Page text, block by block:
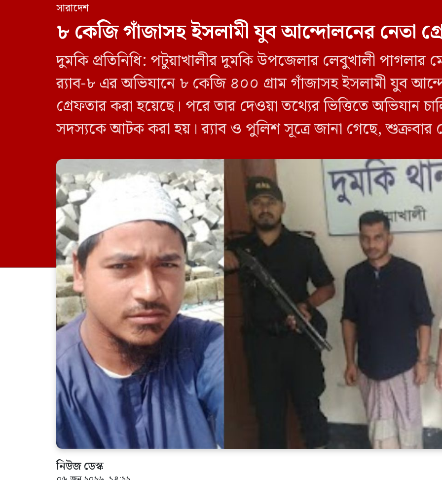
সারাদেশ
৮ কেজি গাঁজাসহ ইসলামী যুব আন্দোলনের নেতা
দুমকি প্রতিনিধি: পটুয়াখালীর দুমকি উপজেলার লেবুখালী পাগলার
র‍্যাব-৮ এর অভিযানে ৮ কেজি ৪০০ গ্রাম গাঁজাসহ ইসলামী যুব
গ্রেফতার করা হয়েছে। পরে তার দেওয়া তথ্যের ভিত্তিতে অভিযান
সদস্যকে আটক করা হয়। র‍্যাব ও পুলিশ সূত্রে জানা গেছে, শুক্রবার
নিউজ ডেস্ক